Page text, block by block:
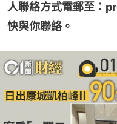
人聯絡方式電郵至：
快與你聯絡。